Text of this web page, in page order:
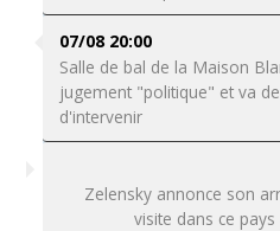
07/08 20:00
Salle de bal de la Maison
jugement "politique" et va
d'intervenir
Zelensky annonce son
visite dans ce